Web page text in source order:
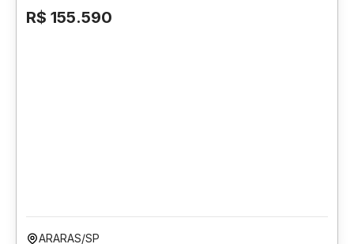
R$ 155.590
ARARAS/SP